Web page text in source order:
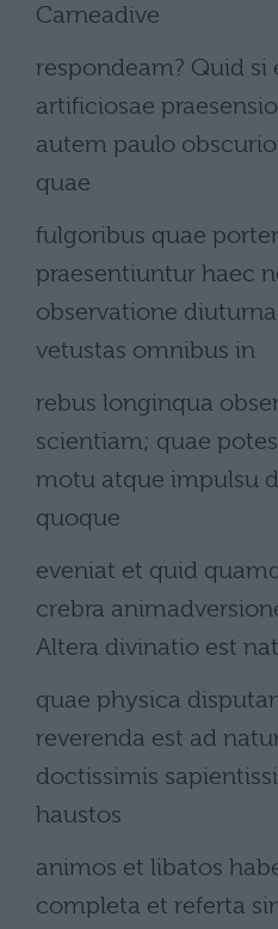
Carneadive
respondeam? Quid si
artificiosae
autem paulo
quae
fulgoribus quae
praesentiuntur haec
observatione
vetustas omnibus in
rebus longinqua
scientiam; quae
motu atque impulsu
quoque
eveniat et quid
crebra
Altera divinatio est
quae physica
reverenda est ad
doctissimis
haustos
animos et libatos
completa et referta